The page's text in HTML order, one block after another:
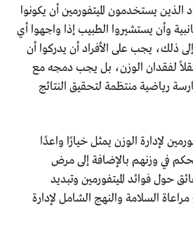
الذين يستخدمون الميتفورمين أن يكونوا
وأن يستشيروا الطبيب إذا واجهوا أي
ذلك، يجب على الأفراد أن يدركوا أن
لفقدان الوزن، بل يجب دمجه مع
رياضية منتظمة لتحقيق النتائج
لإدارة الوزن يمثل خيارًا واعدًا
في وزنهم بالإضافة إلى مرض
حول فوائد الميتفورمين وتبديد
السلامة والنهج الشامل لإدارة